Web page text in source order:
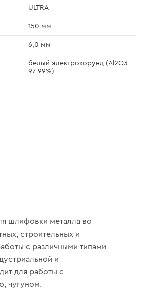
ULTRA
150 мм
6,0 мм
белый электрокорунд (Al2O3 -
97-99%)
шлифовки металла во
строительных и
с различными типами
и
для работы с
чугуном.